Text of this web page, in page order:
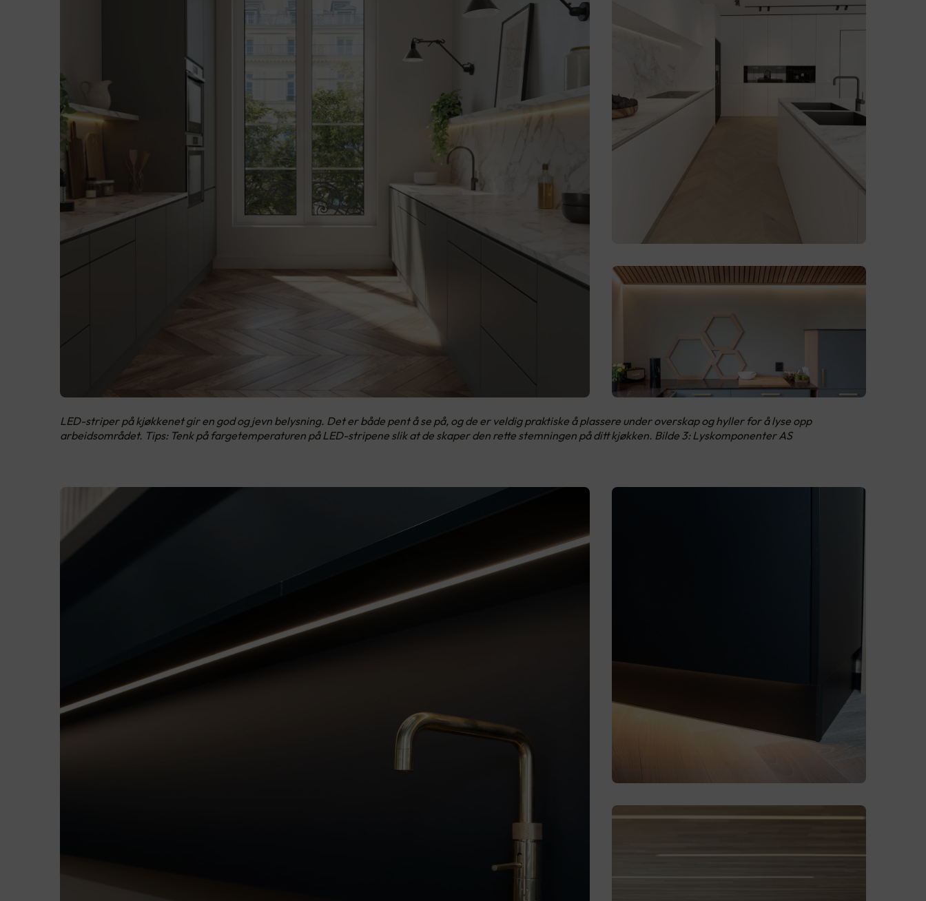
LED-striper på kjøkkenet gir en god og jevn belysning. Det er både pent å se på, og de er veldig praktiske å plassere under overskap og hyller for å lyse opp
arbeidsområdet. Tips: Tenk på fargetemperaturen på LED-stripene slik at de skaper den rette stemningen på ditt kjøkken. Bilde 3: Lyskomponenter AS